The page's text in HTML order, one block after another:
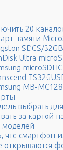
20
памяти
SDCS/
Ultra
MB-
выбрать
за картой
моделей
что смартфон
открываются